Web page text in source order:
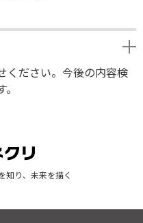
ください。今後の内容検
知り、未来を描く